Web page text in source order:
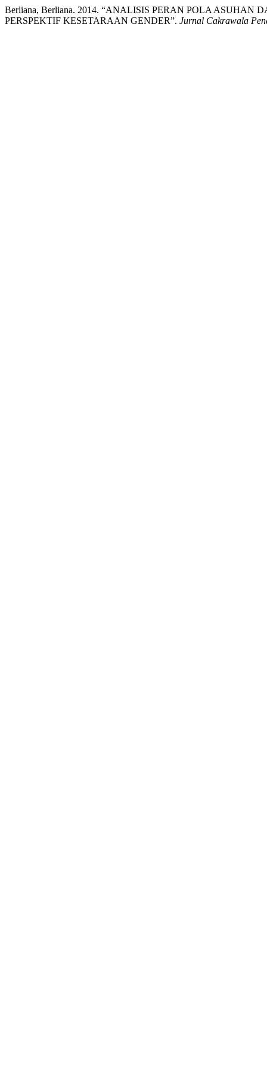
Berliana, Berliana. 2014. “ANALISIS PERAN POLA
PERSPEKTIF KESETARAAN GENDER”. Jurnal Cakrawala